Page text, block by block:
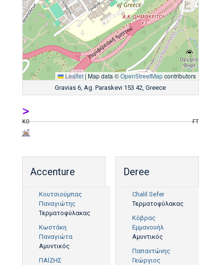
Leaflet | Map data ©OpenStreetMapcontributors
Gravias 6, Ag. Paraskevi 153 42, Greece
KO FT
Accenture
Κουτσιούμπας
Παναγιώτης
Τερματοφύλακας
Κωστάκη
Παναγιώτα
Αμυντικός
ΠΑΪΖΗΣ
Deree
Chalil Sefer
Τερματοφύλακας
Κόβρας
Εμμανουήλ
Αμυντικός
Παπαντώνης
Γεώργιος